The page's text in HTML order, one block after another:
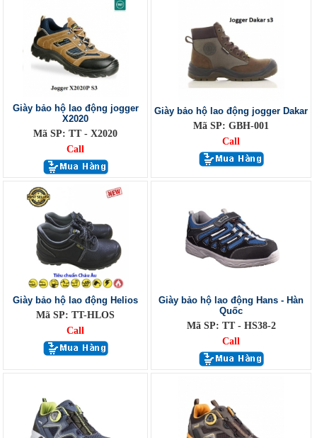
Giày bảo hộ lao động jogger
X2020
Mã SP: TT - X2020
Call
Giày bảo hộ lao động jogger Dakar
Mã SP: GBH-001
Call
Giày bảo hộ lao động Helios
Mã SP: TT-HLOS
Call
Giày bảo hộ lao động Hans - Hàn
Quốc
Mã SP: TT - HS38-2
Call